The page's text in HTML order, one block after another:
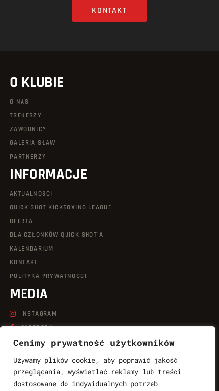
Cenimy prywatność użytkowników
Używamy plików cookie, aby poprawić jakość
przeglądania, wyświetlać reklamy lub treści
dostosowane do indywidualnych potrzeb
KONTAKT
O KLUBIE
O NAS
TRENERZY
ZAWODNICY
GALERIA SŁAW
PARTNERZY
INFORMACJE
AKTUALNOŚCI
QUICK SHOT KICKBOXING LEAGUE
OFERTA
DLA CZŁONKÓW QUICK SHOT'A
KALENDARIUM
KONTAKT
POLITYKA PRYWATNOŚCI
MEDIA
INSTAGRAM
FACEBOOK
LINKEDIN
YOUTUBE